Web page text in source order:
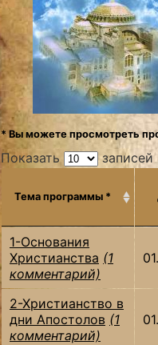
* Вы можете просмотреть
Показать записей
Тема программы *
1-Основания
Христианства (1
комментарий)
2-Христианство в
дни Апостолов (1
комментарий)